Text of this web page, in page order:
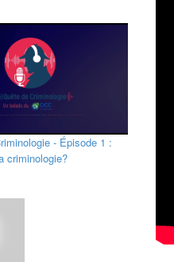
- Épisode 1 :
criminologie?